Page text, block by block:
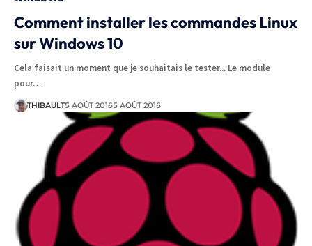
Comment installer les commandes Linux
sur Windows 10
Cela faisait un moment que je souhaitais le tester... Le module
pour…
THIBAULT5 AOÛT 20165 AOÛT 2016